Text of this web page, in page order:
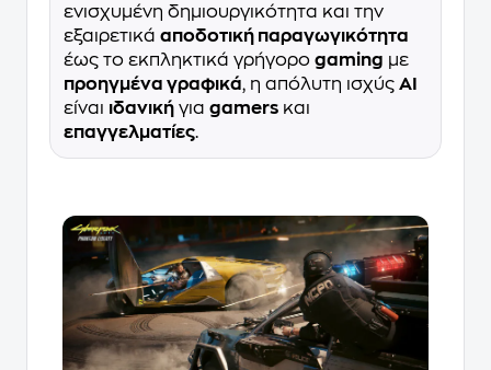
ενισχυμένη δημιουργικότητα και την
εξαιρετικά αποδοτική παραγωγικότητα
έως το εκπληκτικά γρήγορο gaming με
προηγμένα γραφικά, η απόλυτη ισχύς AI
είναι ιδανική για gamers και
επαγγελματίες.